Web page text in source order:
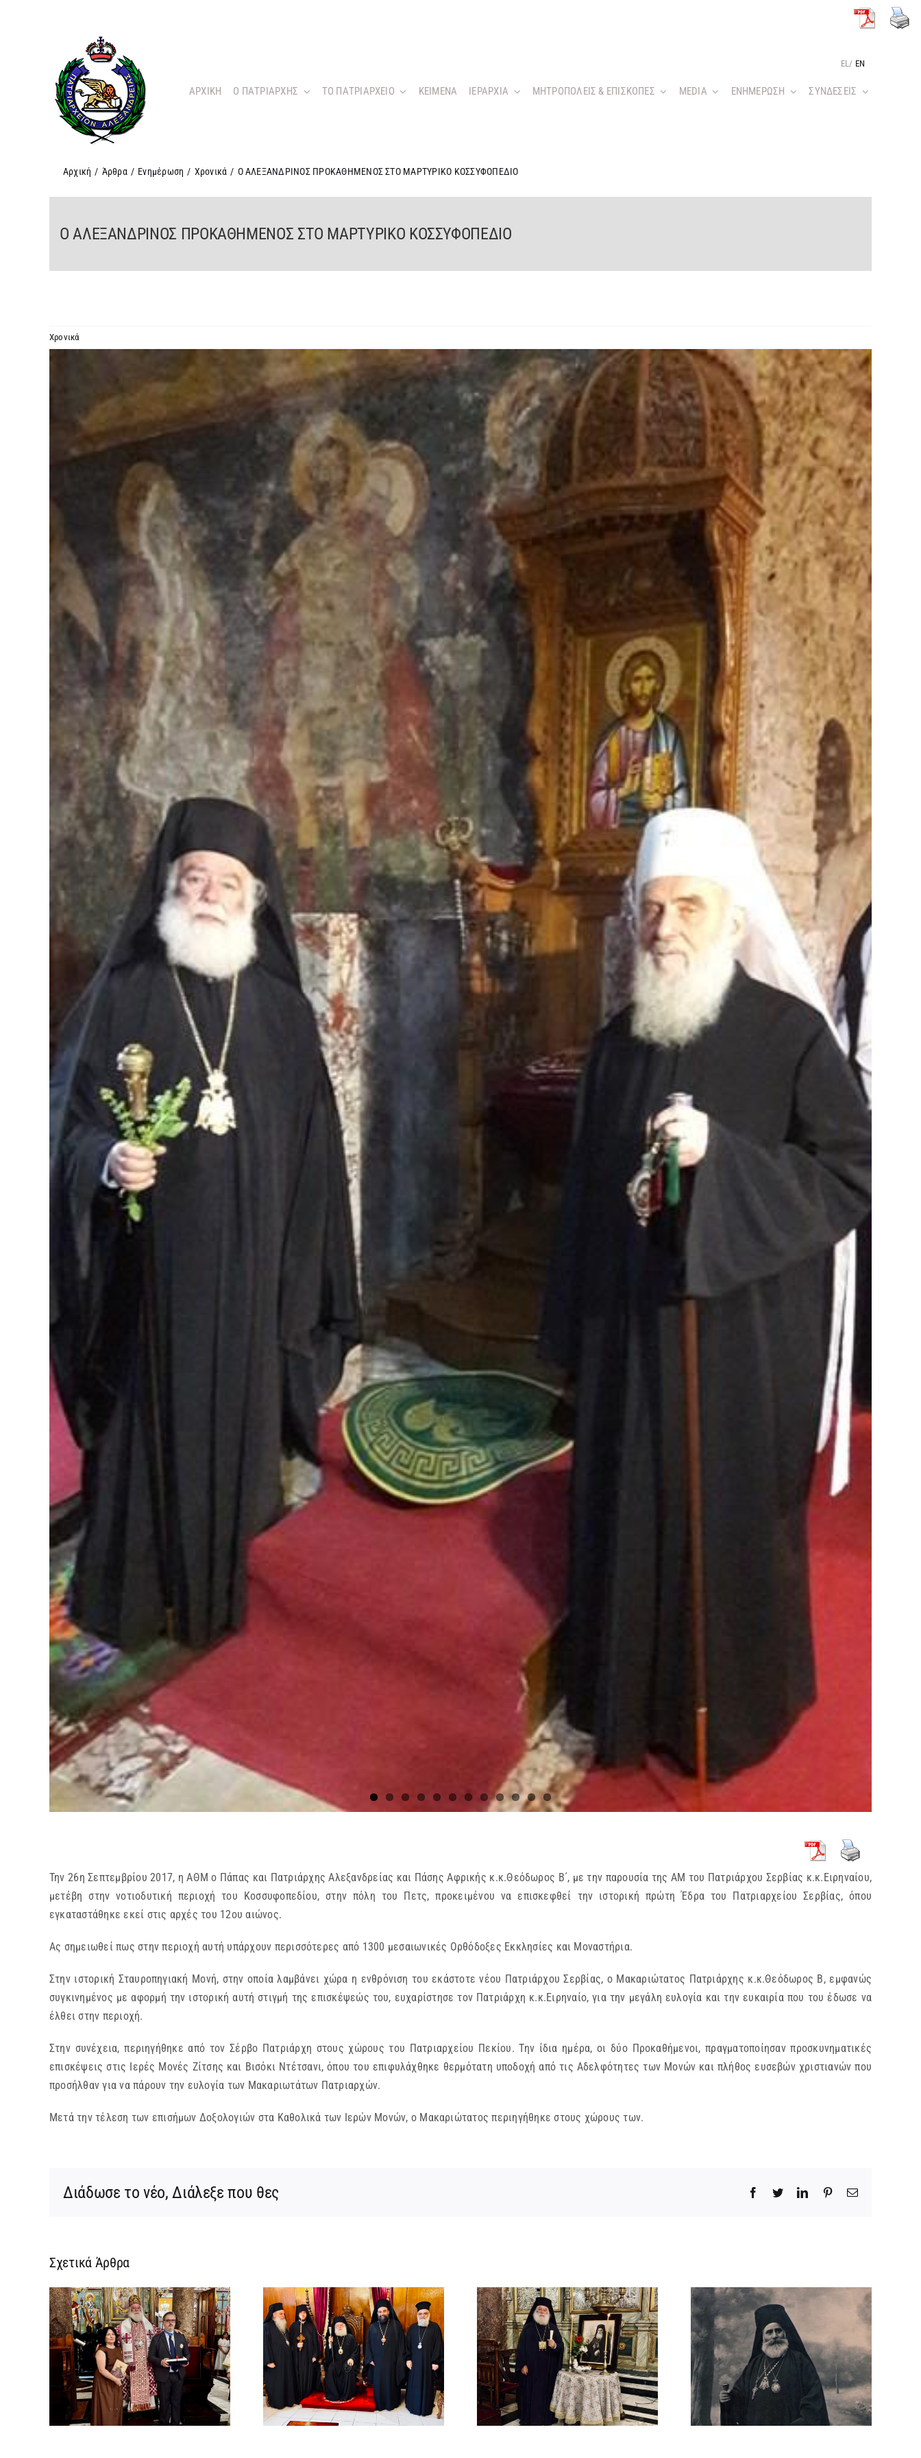
EL / EN
ΑΡΧΙΚΗ O ΠΑΤΡΙΑΡΧΗΣ ΤΟ ΠΑΤΡΙΑΡΧΕΙΟ KEIMENA ΙΕΡΑΡΧΙΑ ΜΗΤΡΟΠΟΛΕΙΣ & ΕΠΙΣΚΟΠΕΣ MEDIA ΕΝΗΜΕΡΩΣΗ ΣΥΝΔΕΣΕΙΣ
Αρχική / Άρθρα / Ενημέρωση / Χρονικά / Ο ΑΛΕΞΑΝΔΡΙΝΟΣ ΠΡΟΚΑΘΗΜΕΝΟΣ ΣΤΟ ΜΑΡΤΥΡΙΚΟ ΚΟΣΣΥΦΟΠΕΔΙΟ
Ο ΑΛΕΞΑΝΔΡΙΝΟΣ ΠΡΟΚΑΘΗΜΕΝΟΣ ΣΤΟ ΜΑΡΤΥΡΙΚΟ ΚΟΣΣΥΦΟΠΕΔΙΟ
Χρονικά
Την 26η Σεπτεμβρίου 2017, η ΑΘΜ ο Πάπας και Πατριάρχης Αλεξανδρείας και Πάσης Αφρικής κ.κ.Θεόδωρος Β΄, με την παρουσία της ΑΜ του Πατριάρχου Σερβίας κ.κ.Ειρηναίου,
μετέβη στην νοτιοδυτική περιοχή του Κοσσυφοπεδίου, στην πόλη του Πετς, προκειμένου να επισκεφθεί την ιστορική πρώτη Έδρα του Πατριαρχείου Σερβίας, όπου
εγκαταστάθηκε εκεί στις αρχές του 12ου αιώνος.
Ας σημειωθεί πως στην περιοχή αυτή υπάρχουν περισσότερες από 1300 μεσαιωνικές Ορθόδοξες Εκκλησίες και Μοναστήρια.
Στην ιστορική Σταυροπηγιακή Μονή, στην οποία λαμβάνει χώρα η ενθρόνιση του εκάστοτε νέου Πατριάρχου Σερβίας, ο Μακαριώτατος Πατριάρχης κ.κ.Θεόδωρος Β, εμφανώς
συγκινημένος με αφορμή την ιστορική αυτή στιγμή της επισκέψεώς του, ευχαρίστησε τον Πατριάρχη κ.κ.Ειρηναίο, για την μεγάλη ευλογία και την ευκαιρία που του έδωσε να
έλθει στην περιοχή.
Στην συνέχεια, περιηγήθηκε από τον Σέρβο Πατριάρχη στους χώρους του Πατριαρχείου Πεκίου. Την ίδια ημέρα, οι δύο Προκαθήμενοι, πραγματοποίησαν προσκυνηματικές
επισκέψεις στις Ιερές Μονές Ζίτσης και Βισόκι Ντέτσανι, όπου του επιφυλάχθηκε θερμότατη υποδοχή από τις Αδελφότητες των Μονών και πλήθος ευσεβών χριστιανών που
προσήλθαν για να πάρουν την ευλογία των Μακαριωτάτων Πατριαρχών.
Μετά την τέλεση των επισήμων Δοξολογιών στα Καθολικά των Ιερών Μονών, ο Μακαριώτατος περιηγήθηκε στους χώρους των.
Διάδωσε το νέο, Διάλεξε που θες Facebook
TwitterLinkedInPinterestEmail
Σχετικά Άρθρα
Νέος Μοναχός στο
Πατριαρχείο
Αλεξανδρείας
ΙΕΡΟ ΜΝΗΜΟΣΥΝΟ
ΤΟΥ ΑΟΙΔΙΜΟΥ
ΠΑΤΡΙΑΡΧΟΥ
ΑΛΕΞΑΝΔΡΕΙΑΣ
ΜΕΛΕΤΙΟΥ Β΄ (
ΜΕΤΑΞΑΚΗ )
Μελέτιος Μεταξάκης
(1926-1935): Ο
Οραματιστής
Αλεξανδρινός
Προκαθήμενος